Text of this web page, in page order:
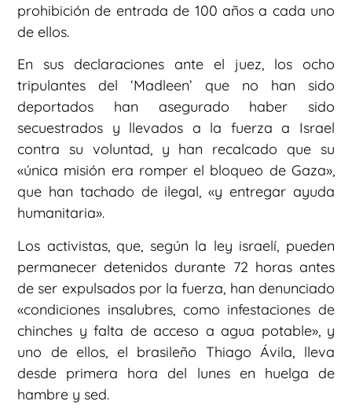
prohibición de entrada de 100 años a cada uno
de ellos.
En sus declaraciones ante el juez, los ocho
tripulantes del ‘Madleen’ que no han sido
deportados han asegurado haber sido
secuestrados y llevados a la fuerza a Israel
contra su voluntad, y han recalcado que su
«única misión era romper el bloqueo de Gaza»,
que han tachado de ilegal, «y entregar ayuda
humanitaria».
Los activistas, que, según la ley israelí, pueden
permanecer detenidos durante 72 horas antes
de ser expulsados por la fuerza, han denunciado
«condiciones insalubres, como infestaciones de
chinches y falta de acceso a agua potable», y
uno de ellos, el brasileño Thiago Ávila, lleva
desde primera hora del lunes en huelga de
hambre y sed.